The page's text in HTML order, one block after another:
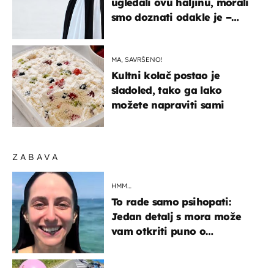
ZABAVA
HMM…
To rade samo psihopati:
Jedan detalj s mora može
vam otkriti puno o
smo doznati odakle je –
MA, SAVRŠENO!
Kultni kolač postao je
sladoled, tako ga lako
možete napraviti sami